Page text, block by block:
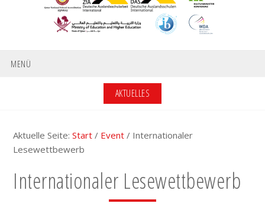
MENÜ
AKTUELLES
Aktuelle Seite:Start / Event / Internationaler
Lesewettbewerb
Internationaler Lesewettbewerb